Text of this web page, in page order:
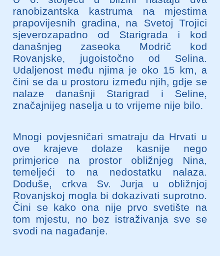
ranobizantska kastruma na mjestima
prapovijesnih gradina, na Svetoj Trojici
sjeverozapadno od Starigrada i kod
današnjeg zaseoka Modrič kod
Rovanjske, jugoistočno od Selina.
Udaljenost među njima je oko 15 km, a
čini se da u prostoru između njih, gdje se
nalaze današnji Starigrad i Seline,
značajnijeg naselja u to vrijeme nije bilo.
Mnogi povjesničari smatraju da Hrvati u
ove krajeve dolaze kasnije nego
primjerice na prostor obližnjeg Nina,
temeljeći to na nedostatku nalaza.
Doduše, crkva Sv. Jurja u obližnjoj
Rovanjskoj mogla bi dokazivati suprotno.
Čini se kako ona nije prvo svetište na
tom mjestu, no bez istraživanja sve se
svodi na nagađanje.